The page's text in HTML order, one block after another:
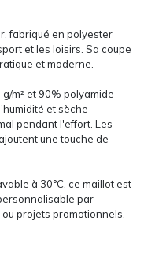
fabriqué en polyester
et les loisirs. Sa coupe
et moderne.
m² et 90% polyamide
et sèche
pendant l'effort. Les
une touche de
à 30°C, ce maillot est
par
projets promotionnels.